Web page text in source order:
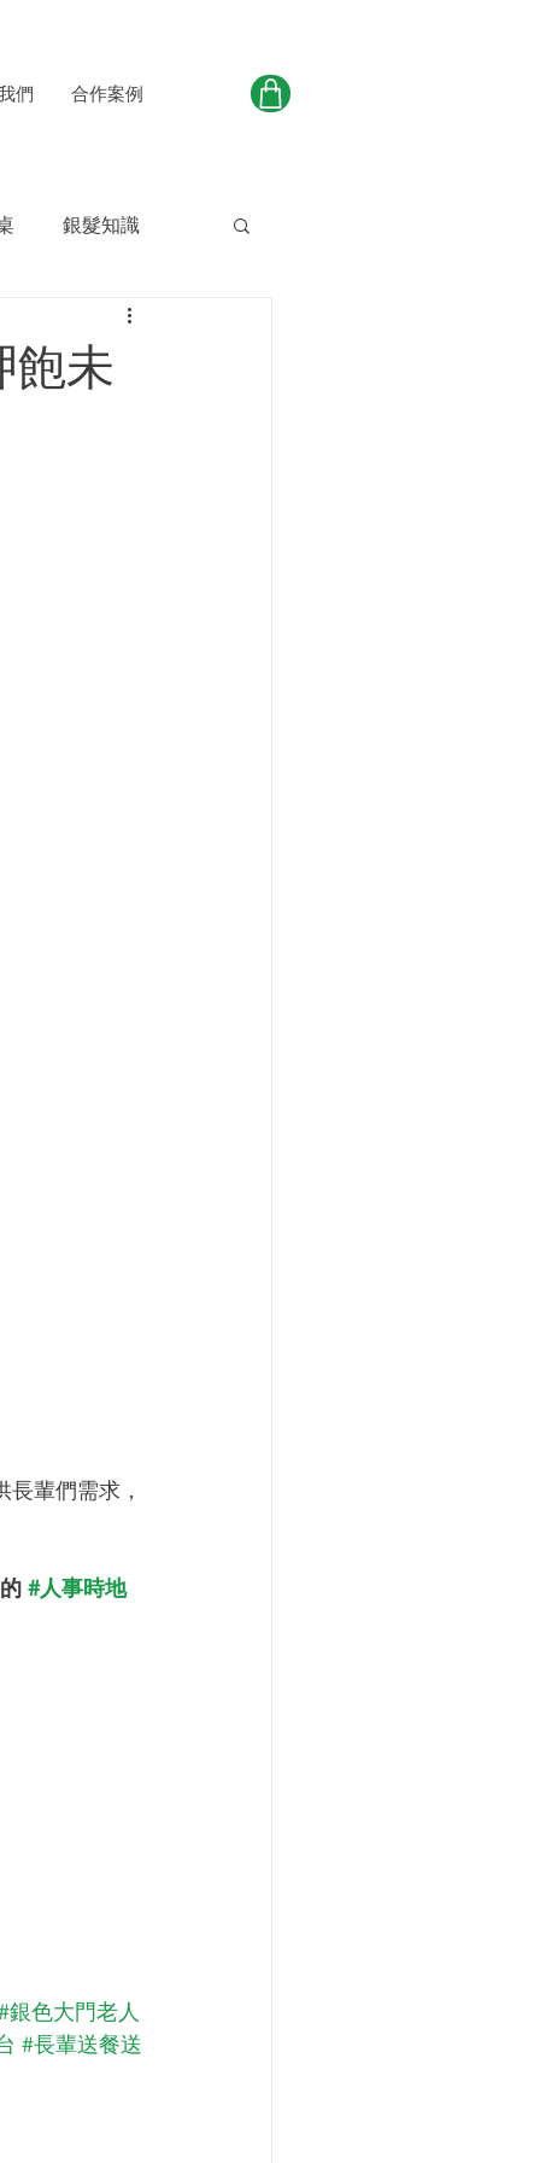
們 合作案例
銀髮知識
飽未
長輩們需求，
#人事時地
銀色大門老人
#長輩送餐送